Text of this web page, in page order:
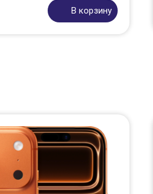
В корзину